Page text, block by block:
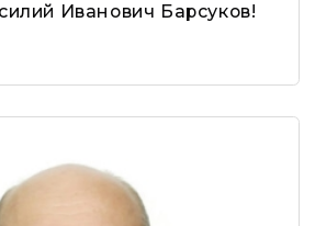
Иванович Барсуков!